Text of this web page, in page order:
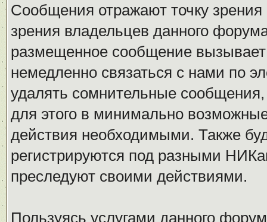
Сообщения отражают точку
зрения владельцев данного
размещенное сообщение
немедленно связаться с нами по
удалять сомнительные
для этого в минимально
действия необходимыми. Также
регистрируются под разными
преследуют своими действиями.
Пользуясь услугами данного